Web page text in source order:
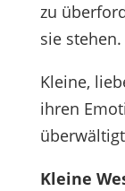
zu
sie stehen.
Kleine,
ihren
Kleine